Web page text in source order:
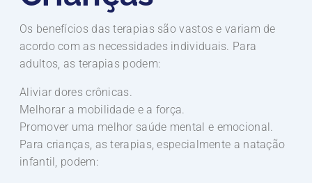
Os benefícios das terapias são vastos e variam de
acordo com as necessidades individuais. Para
adultos, as terapias podem:
Aliviar dores crônicas.
Melhorar a mobilidade e a força.
Promover uma melhor saúde mental e emocional.
Para crianças, as terapias, especialmente a natação
infantil, podem: